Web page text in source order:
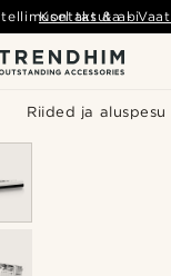
Riided ja aluspesu
tellimusel tasuta-
Kontakt & abi